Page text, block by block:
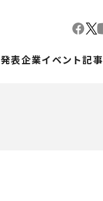
発表企業イベント記事